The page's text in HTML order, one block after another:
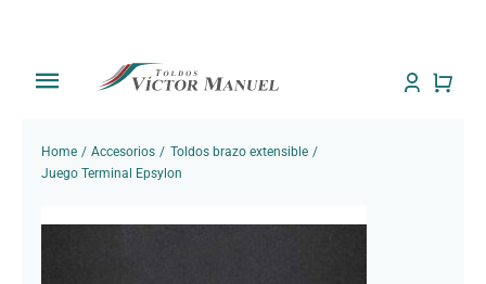
contenido
Toggle
Inicio
Home Accesorios
Toldos brazo extensible
Juego Terminal Epsylon